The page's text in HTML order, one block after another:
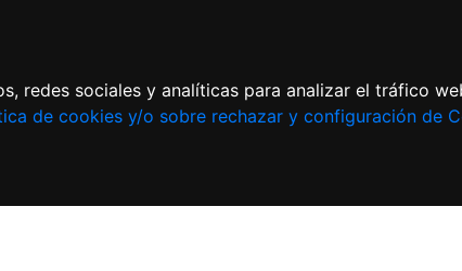
redes sociales y analíticas para analizar el tráfico
de cookies y/o sobre rechazar y configuración de